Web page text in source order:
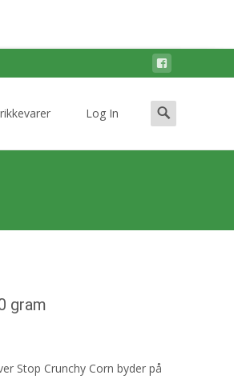
Log In
Search
for:
gram
Stop Crunchy Corn byder på